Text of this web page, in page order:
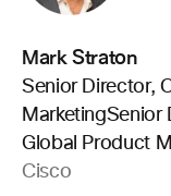
Mark Straton
Senior Director,
MarketingSenior
Global Product
Cisco